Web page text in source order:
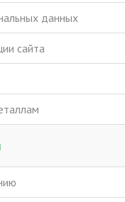
данных
сайта